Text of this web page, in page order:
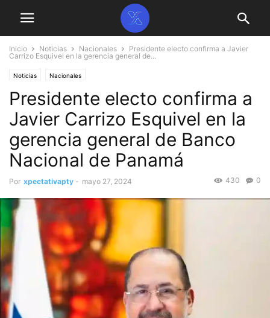
Inicio Noticias Nacionales
Presidente electo confirma a Javier
Carrizo Esquivel en la gerencia general de...
Noticias Nacionales
Presidente electo confirma a
Javier Carrizo Esquivel en la
gerencia general de Banco
Nacional de Panamá
Por xpectativapty - mayo 27, 2024 0
430